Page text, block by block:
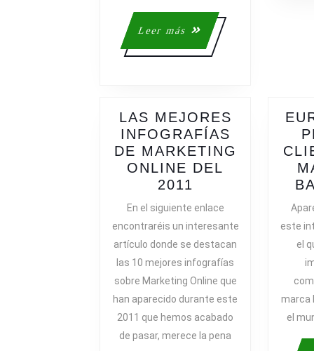
NIKE
Leer más
Leer
más
LAS MEJORES
INFOGRAFÍAS
DE MARKETING
ONLINE DEL
2011
MEJORES
INFOGRAFÍAS
DE
MARKETING
ONLINE
DEL
2011
En el siguiente enlace
encontraréis un interesante
artículo donde se destacan
las 10 mejores infografías
sobre Marketing Online que
han aparecido durante este
2011 que hemos acabado
de pasar, merece la pena
este
el
marca
el